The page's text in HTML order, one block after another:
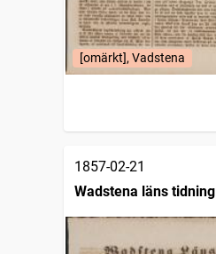
[omärkt], Vadstena
1857-02-21
Wadstena läns tidning